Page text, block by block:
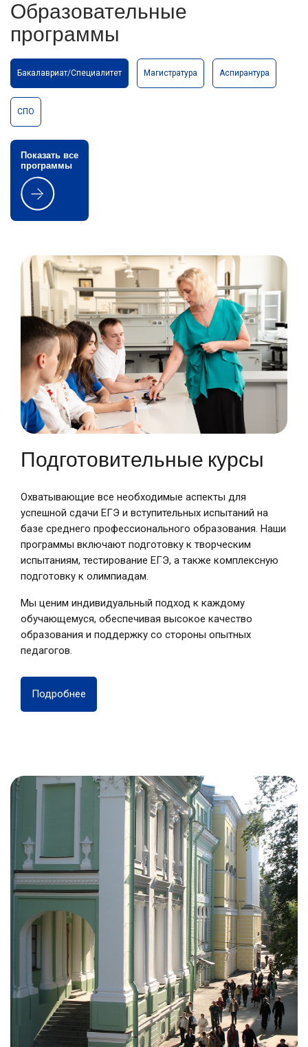
Образовательные
программы
Бакалавриат/Специалитет Магистратура Аспирантура
СПО
Показать все
программы
Подготовительные курсы
Охватывающие все необходимые аспекты для
успешной сдачи ЕГЭ и вступительных испытаний на
базе среднего профессионального образования. Наши
программы включают подготовку к творческим
испытаниям, тестирование ЕГЭ, а также комплексную
подготовку к олимпиадам.
Мы ценим индивидуальный подход к каждому
обучающемуся, обеспечивая высокое качество
образования и поддержку со стороны опытных
педагогов.
Подробнее